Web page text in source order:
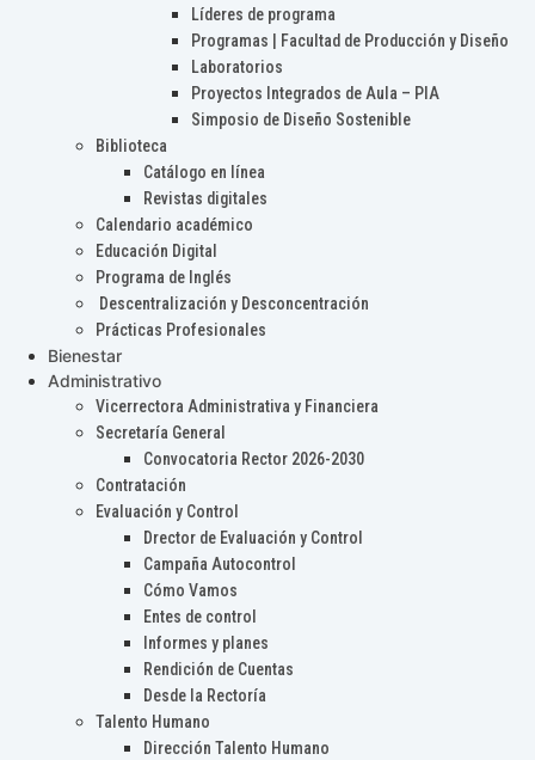
Líderes de programa
Programas | Facultad de Producción y Diseño
Laboratorios
Proyectos Integrados de Aula – PIA
Simposio de Diseño Sostenible
Biblioteca
Catálogo en línea
Revistas digitales
Calendario académico
Educación Digital
Programa de Inglés
Descentralización y Desconcentración
Prácticas Profesionales
Bienestar
Administrativo
Vicerrectora Administrativa y Financiera
Secretaría General
Convocatoria Rector 2026-2030
Contratación
Evaluación y Control
Drector de Evaluación y Control
Campaña Autocontrol
Cómo Vamos
Entes de control
Informes y planes
Rendición de Cuentas
Desde la Rectoría
Talento Humano
Dirección Talento Humano